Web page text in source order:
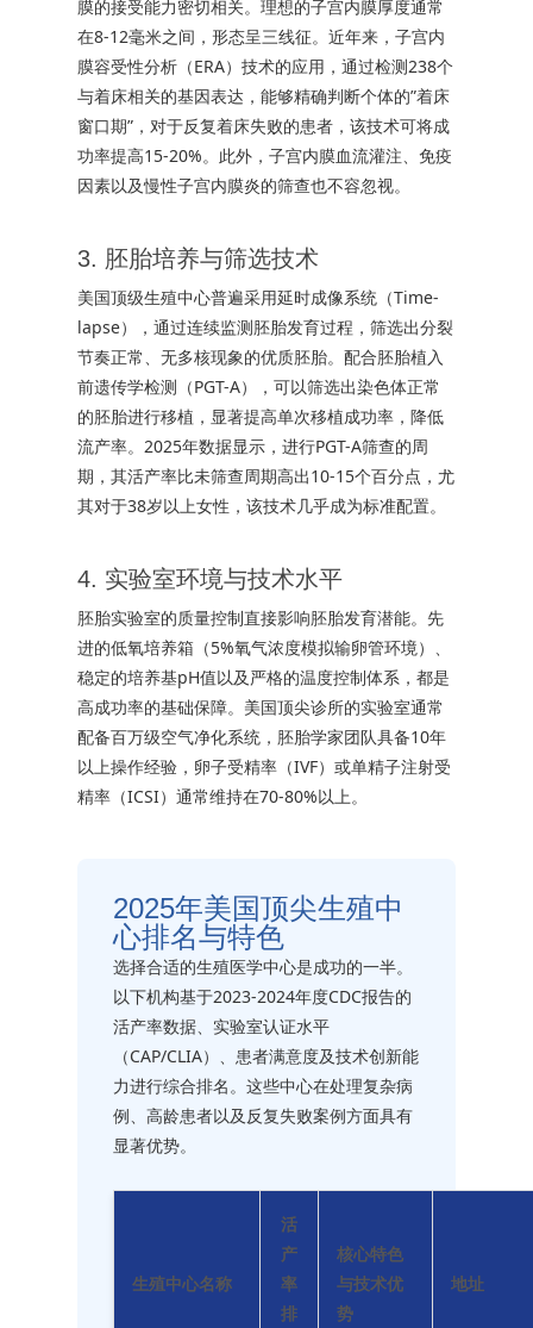
膜的接受能力密切相关。理想的子宫内膜厚度通常
在8-12毫米之间，形态呈三线征。近年来，子宫内
膜容受性分析（ERA）技术的应用，通过检测238个
与着床相关的基因表达，能够精确判断个体的”着床
窗口期”，对于反复着床失败的患者，该技术可将成
功率提高15-20%。此外，子宫内膜血流灌注、免疫
因素以及慢性子宫内膜炎的筛查也不容忽视。
3. 胚胎培养与筛选技术
美国顶级生殖中心普遍采用延时成像系统（Time-
lapse），通过连续监测胚胎发育过程，筛选出分裂
节奏正常、无多核现象的优质胚胎。配合胚胎植入
前遗传学检测（PGT-A），可以筛选出染色体正常
的胚胎进行移植，显著提高单次移植成功率，降低
流产率。2025年数据显示，进行PGT-A筛查的周
期，其活产率比未筛查周期高出10-15个百分点，尤
其对于38岁以上女性，该技术几乎成为标准配置。
4. 实验室环境与技术水平
胚胎实验室的质量控制直接影响胚胎发育潜能。先
进的低氧培养箱（5%氧气浓度模拟输卵管环境）、
稳定的培养基pH值以及严格的温度控制体系，都是
高成功率的基础保障。美国顶尖诊所的实验室通常
配备百万级空气净化系统，胚胎学家团队具备10年
以上操作经验，卵子受精率（IVF）或单精子注射受
精率（ICSI）通常维持在70-80%以上。
2025年美国顶尖生殖中
心排名与特色
选择合适的生殖医学中心是成功的一半。
以下机构基于2023-2024年度CDC报告的
活产率数据、实验室认证水平
（CAP/CLIA）、患者满意度及技术创新能
力进行综合排名。这些中心在处理复杂病
例、高龄患者以及反复失败案例方面具有
显著优势。
生殖中心名称
活
产
率
排
核心特色
与技术优
势
地址